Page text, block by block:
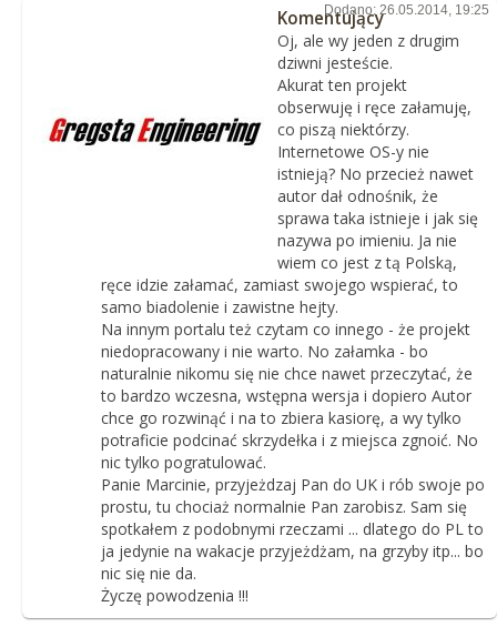
Dodano: 26.05.2014, 19:25
Komentujący
Oj, ale wy jeden z drugim
dziwni jesteście.
Akurat ten projekt
obserwuję i ręce załamuję,
co piszą niektórzy.
Internetowe OS-y nie
istnieją? No przecież nawet
autor dał odnośnik, że
sprawa taka istnieje i jak się
nazywa po imieniu. Ja nie
wiem co jest z tą Polską,
ręce idzie załamać, zamiast swojego wspierać, to
samo biadolenie i zawistne hejty.
Na innym portalu też czytam co innego - że projekt
niedopracowany i nie warto. No załamka - bo
naturalnie nikomu się nie chce nawet przeczytać, że
to bardzo wczesna, wstępna wersja i dopiero Autor
chce go rozwinąć i na to zbiera kasiorę, a wy tylko
potraficie podcinać skrzydełka i z miejsca zgnoić. No
nic tylko pogratulować.
Panie Marcinie, przyjeżdzaj Pan do UK i rób swoje po
prostu, tu chociaż normalnie Pan zarobisz. Sam się
spotkałem z podobnymi rzeczami ... dlatego do PL to
ja jedynie na wakacje przyjeżdżam, na grzyby itp... bo
nic się nie da.
Życzę powodzenia !!!